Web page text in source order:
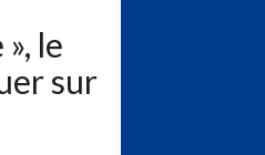
le
sur